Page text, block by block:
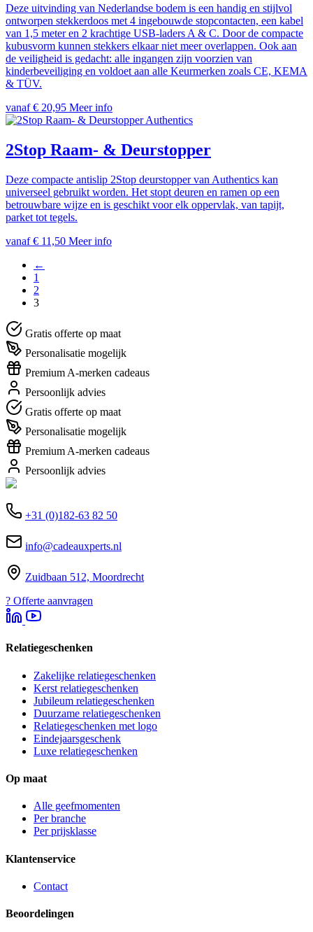
Deze uitvinding van Nederlandse bodem is een handig en stijlvol
ontworpen stekkerdoos met 4 ingebouwde stopcontacten, een kabel
van 1,5 meter en 2 krachtige USB-laders A & C. Door de compacte
kubusvorm kunnen stekkers elkaar niet meer overlappen. Ook aan
de veiligheid is gedacht: alle ingangen zijn voorzien van
kinderbeveiliging en voldoet aan alle Keurmerken zoals CE, KEMA
& TÜV.
vanaf € 20,95 Meer info
Authentics
2Stop Raam- & Deurstopper
Deze compacte antislip 2Stop deurstopper van Authentics kan
universeel gebruikt worden. Het stopt deuren en ramen op een
betrouwbare wijze en is geschikt voor elk oppervlak, van tapijt,
parket tot tegels.
vanaf € 11,50 Meer info
←
1
2
3
Gratis offerte op maat
Personalisatie mogelijk
Premium A-merken cadeaus
Persoonlijk advies
Gratis offerte op maat
Personalisatie mogelijk
Premium A-merken cadeaus
Persoonlijk advies
+31 (0)182-63 82 50
info@cadeauxperts.nl
Zuidbaan 512, Moordrecht
? Offerte aanvragen
Relatiegeschenken
Zakelijke relatiegeschenken
Kerst relatiegeschenken
Jubileum relatiegeschenken
Duurzame relatiegeschenken
Relatiegeschenken met logo
Eindejaarsgeschenk
Luxe relatiegeschenken
Op maat
Alle geefmomenten
Per branche
Per prijsklasse
Klantenservice
Contact
Beoordelingen